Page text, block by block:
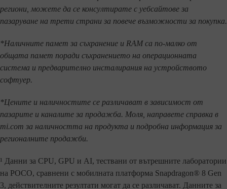
региони, можете да се консултирате с уебсайтове за
пазаруване на трети страни за повече възможности за покупка.
*Наличните памет за съхранение и RAM са по-малко от
общата памет поради съхранението на операционната
система и предварително инсталирания на устройството
софтуер.
*Цените и наличностите се различават в зависимост от
пазарите и каналите за продажба. Моля, направете справка в
mi.com за наличността на продукта и подробна информация за
регионалните продажби.
¹ Данни за CPU, GPU и AI, тествани от вътрешните лаборатории
на POCO, сравнени с мобилната платформа Snapdragon® 8 Gen
3, действителните резултати могат да се различават. Данните за